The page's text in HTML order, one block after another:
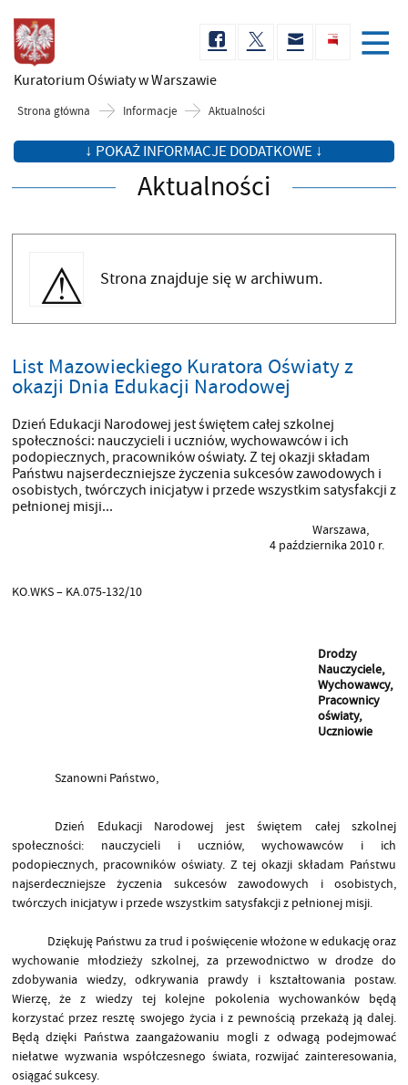
Kuratorium Oświatyw Warszawie
Strona główna Informacje Aktualności
↓ POKAŻ INFORMACJE DODATKOWE ↓
Aktualności
Strona znajduje się w archiwum.
List Mazowieckiego Kuratora Oświaty z
okazji Dnia Edukacji Narodowej
Dzień Edukacji Narodowej jest świętem całej szkolnej
społeczności: nauczycieli i uczniów, wychowawców i ich
podopiecznych, pracowników oświaty. Z tej okazji składam
Państwu najserdeczniejsze życzenia sukcesów zawodowych i
osobistych, twórczych inicjatyw i przede wszystkim satysfakcji z
pełnionej misji...
Warszawa,
4 października 2010 r.
KO.WKS – KA.075-132/10
Drodzy
Nauczyciele,
Wychowawcy,
Pracownicy
oświaty,
Uczniowie
Szanowni Państwo,
Dzień Edukacji Narodowej jest świętem całej szkolnej
społeczności: nauczycieli i uczniów, wychowawców i ich
podopiecznych, pracowników oświaty. Z tej okazji składam Państwu
najserdeczniejsze życzenia sukcesów zawodowych i osobistych,
twórczych inicjatyw i przede wszystkim satysfakcji z pełnionej misji.
Dziękuję Państwu za trud i poświęcenie włożone w edukację oraz
wychowanie młodzieży szkolnej, za przewodnictwo w drodze do
zdobywania wiedzy, odkrywania prawdy i kształtowania postaw.
Wierzę, że z wiedzy tej kolejne pokolenia wychowanków będą
korzystać przez resztę swojego życia i z pewnością przekażą ją dalej.
Będą dzięki Państwa zaangażowaniu mogli z odwagą podejmować
niełatwe wyzwania współczesnego świata, rozwijać zainteresowania,
osiągać sukcesy.